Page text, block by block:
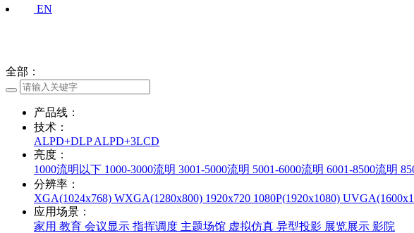
EN
全部 ：
产品线 ：
技术 ：
ALPD+DLPALPD+3LCD
亮度 ：
1000流明以下 1000-3000流明 3001-5000流明 5001-6000流明 6001-8500流明
分辨率 ：
XGA(1024x768) WXGA(1280x800) 1920x720 1080P(1920x1080)
应用场景 ：
家用 教育 会议显示 指挥调度 主题场馆 虚拟仿真 异型投影 展览展示 影院